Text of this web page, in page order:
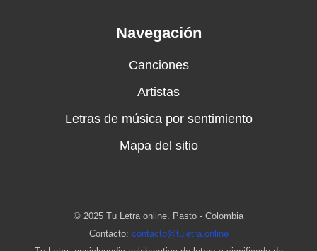
Navegación
Canciones
Artistas
Letras de música por sentimiento
Mapa del sitio
© 2025 Tu Letra online. Pasto - Colombia
Contacto: contacto@tuletra.online